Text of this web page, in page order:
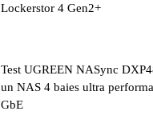
Lockerstor 4 Gen2+
Test UGREEN NASync
un NAS 4 baies ultra
GbE